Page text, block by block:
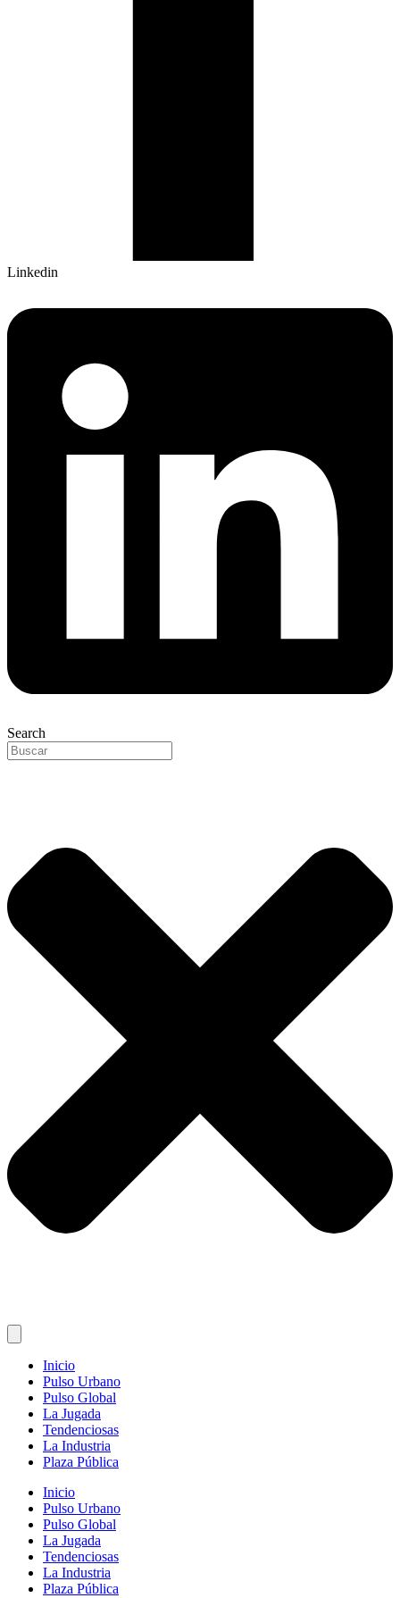
Linkedin
Search
Inicio
Pulso Urbano
Pulso Global
La Jugada
Tendenciosas
La Industria
Plaza Pública
Inicio
Pulso Urbano
Pulso Global
La Jugada
Tendenciosas
La Industria
Plaza Pública